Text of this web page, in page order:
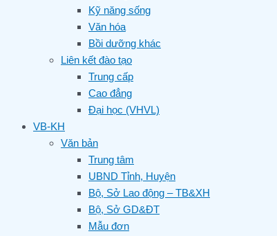
Kỹ năng sống
Văn hóa
Bồi dưỡng khác
Liên kết đào tạo
Trung cấp
Cao đẳng
Đại học (VHVL)
VB-KH
Văn bản
Trung tâm
UBND Tỉnh, Huyện
Bộ, Sở Lao động – TB&XH
Bộ, Sở GD&ĐT
Mẫu đơn